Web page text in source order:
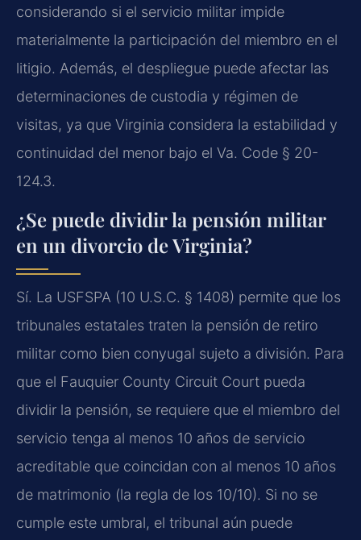
considerando si el servicio militar impide
materialmente la participación del miembro en el
litigio. Además, el despliegue puede afectar las
determinaciones de custodia y régimen de
visitas, ya que Virginia considera la estabilidad y
continuidad del menor bajo el Va. Code § 20-
124.3.
¿Se puede dividir la pensión militar
en un divorcio de Virginia?
Sí. La USFSPA (10 U.S.C. § 1408) permite que los
tribunales estatales traten la pensión de retiro
militar como bien conyugal sujeto a división. Para
que el Fauquier County Circuit Court pueda
dividir la pensión, se requiere que el miembro del
servicio tenga al menos 10 años de servicio
acreditable que coincidan con al menos 10 años
de matrimonio (la regla de los 10/10). Si no se
cumple este umbral, el tribunal aún puede